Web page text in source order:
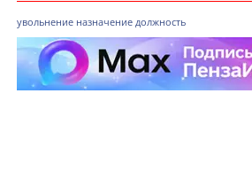
увольнение назначение должность